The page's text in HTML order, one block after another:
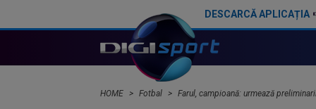
DESCARCĂ APLICAȚIA
HOME Fotbal Farul, campioană: urmează